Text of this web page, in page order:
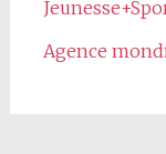
Agence